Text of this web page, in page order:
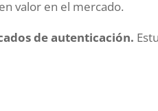
valor en el mercado.
de autenticación.